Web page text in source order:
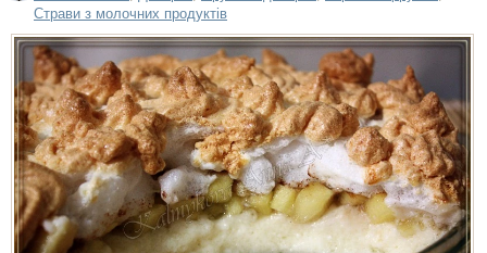
Страви з молочних продуктів